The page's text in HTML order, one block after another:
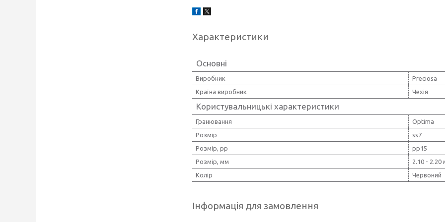
Характеристики
Основні
Виробник
Preciosa
Країна виробник
Чехія
Користувальницькі характеристики
Гранювання
Optima
Розмір
ss7
Розмір, pp
pp15
Розмір, мм
2.10 - 2.20
Колір
Червоний
Інформація для замовлення